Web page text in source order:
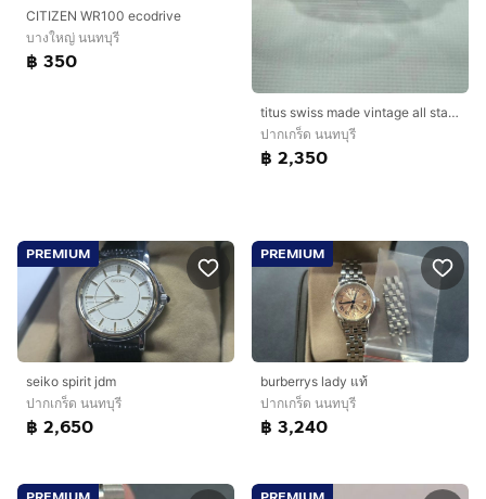
CITIZEN WR100 ecodrive
บางใหญ่ นนทบุรี
฿ 350
titus swiss made vintage all stainless
ปากเกร็ด นนทบุรี
฿ 2,350
PREMIUM
seiko spirit jdm
ปากเกร็ด นนทบุรี
฿ 2,650
PREMIUM
burberrys lady แท้
ปากเกร็ด นนทบุรี
฿ 3,240